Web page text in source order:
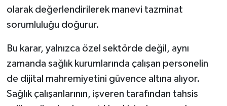
olarak değerlendirilerek manevi tazminat
sorumluluğu doğurur.
Bu karar, yalnızca özel sektörde değil, aynı
zamanda sağlık kurumlarında çalışan personelin
de dijital mahremiyetini güvence altına alıyor.
Sağlık çalışanlarının, işveren tarafından tahsis